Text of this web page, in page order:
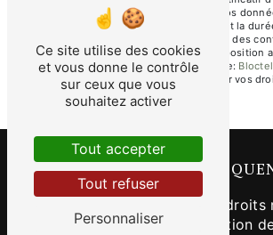
vous être demandé. Nous conservons vos
période de prise de contact puis pendant la
légale aux fins probatoires et de gestion des
le droit de vous inscrire sur la liste d'opposition
téléphonique, disponible à cette adresse:
le site cnil.fr pour plus d’informations sur vos
RECHERCHES
- 2026 - Tous droits
Mentions légales
Gestion
Ce site utilise des cookies
et vous donne le contrôle
sur ceux que vous
souhaitez activer
Tout accepter
Tout refuser
Personnaliser